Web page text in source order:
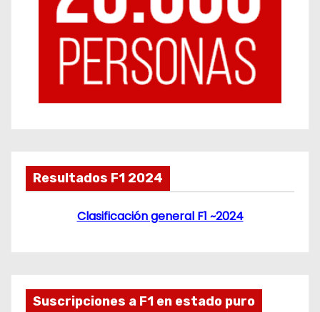
Resultados F1 2024
Clasificación general F1 ~2024
Suscripciones a F1 en estado puro